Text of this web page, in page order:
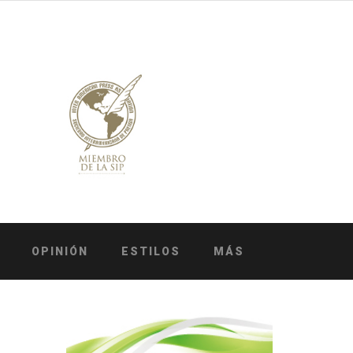
OPINIÓN ESTILOS MÁS